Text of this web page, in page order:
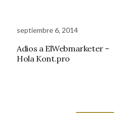
septiembre 6, 2014
Adios a ElWebmarketer –
Hola Kont.pro